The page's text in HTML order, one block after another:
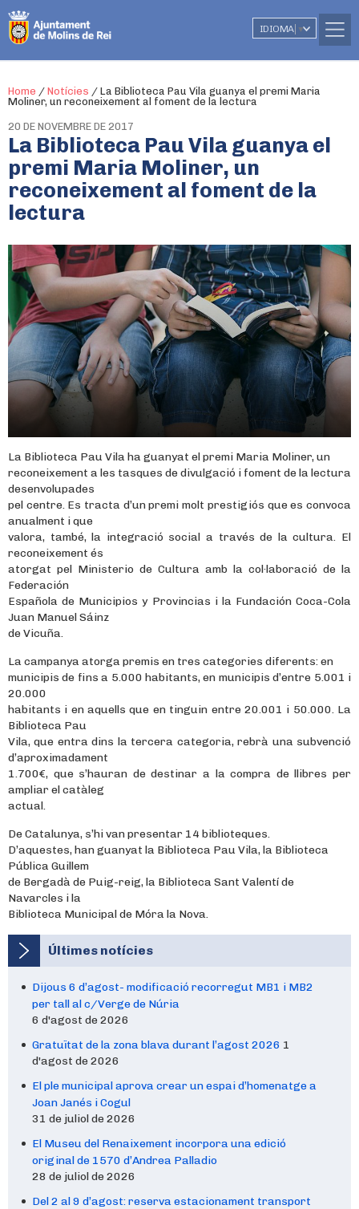
IDIOMA ▼
Home / Notícies / La Biblioteca Pau Vila guanya el premi Maria
Moliner, un reconeixement al foment de la lectura
20 DE NOVEMBRE DE 2017
La Biblioteca Pau Vila guanya el
premi Maria Moliner, un
reconeixement al foment de la
lectura
La Biblioteca Pau Vila ha guanyat el premi Maria Moliner, un
reconeixement a les tasques de divulgació i foment de la lectura
desenvolupades
pel centre. Es tracta d’un premi molt prestigiós que es convoca
anualment i que
valora, també, la integració social a través de la cultura. El
reconeixement és
atorgat pel Ministerio de Cultura amb la col·laboració de la
Federación
Española de Municipios y Provincias i la Fundación Coca-Cola
Juan Manuel Sáinz
de Vicuña.
La campanya atorga premis en tres categories diferents: en
municipis de fins a 5.000 habitants, en municipis d’entre 5.001 i
20.000
habitants i en aquells que en tinguin entre 20.001 i 50.000. La
Biblioteca Pau
Vila, que entra dins la tercera categoria, rebrà una subvenció
d’aproximadament
1.700€, que s’hauran de destinar a la compra de llibres per
ampliar el catàleg
actual.
De Catalunya, s’hi van presentar 14 biblioteques.
D’aquestes, han guanyat la Biblioteca Pau Vila, la Biblioteca
Pública Guillem
de Bergadà de Puig-reig, la Biblioteca Sant Valentí de
Navarcles i la
Biblioteca Municipal de Móra la Nova.
Últimes notícies
Dijous 6 d’agost- modificació recorregut MB1 i MB2
per tall al c/Verge de Núria
6 d'agost de 2026
Gratuïtat de la zona blava durant l’agost 2026 1
d'agost de 2026
El ple municipal aprova crear un espai d’homenatge a
Joan Janés i Cogul
31 de juliol de 2026
El Museu del Renaixement incorpora una edició
original de 1570 d’Andrea Palladio
28 de juliol de 2026
Del 2 al 9 d’agost: reserva estacionament transport